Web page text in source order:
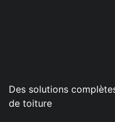
Des solutions
de toiture